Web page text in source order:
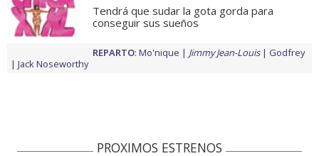
Tendrá que sudar la gota gorda para
conseguir sus sueños
REPARTO: Mo'nique Jimmy Jean-Louis
Godfrey
Jack Noseworthy
PROXIMOS ESTRENOS